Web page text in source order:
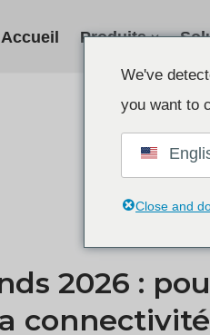
Accueil Produits
2026 :
We've
you want to
Close and